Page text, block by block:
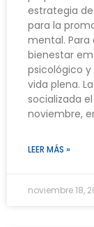
estrategia
para la
mental.
bienestar
psicológico
vida plena.
socializada
noviembre,
LEER MÁS »
noviembre 18,